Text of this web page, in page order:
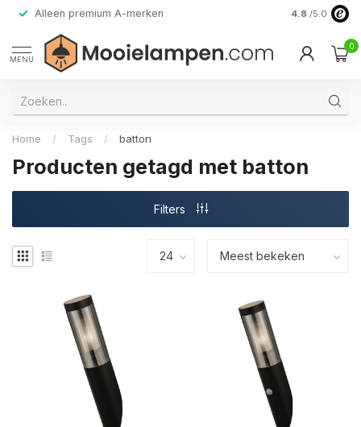
Alleen premium A-merken 4.8 /5.0
MENU
0
Home / Tags / batton
Producten getagd met batton
Filters